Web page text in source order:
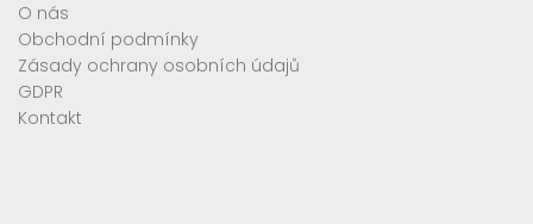
O nás
Obchodní podmínky
Zásady ochrany osobních údajů
GDPR
Kontakt